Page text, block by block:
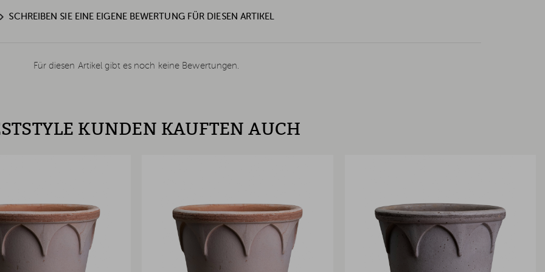
SCHREIBEN SIE EINE EIGENE BEWERTUNG FÜR DIESEN ARTIKEL
Für diesen Artikel gibt es noch keine Bewertungen.
KUNDEN KAUFTEN AUCH